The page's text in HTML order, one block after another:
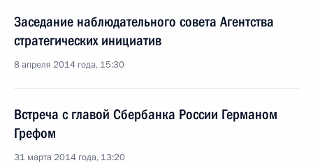
Заседание наблюдательного совета Агентства
стратегических инициатив
8 апреля 2014 года, 15:30
Встреча с главой Сбербанка России Германом
Грефом
31 марта 2014 года, 13:20